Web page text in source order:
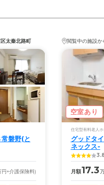
太秦北路町
磐野(と
円+介護保険料)
閲覧中の施設か
空室あり
住宅型有料老人ホ
グッドタ
ネックス-
月額17.3